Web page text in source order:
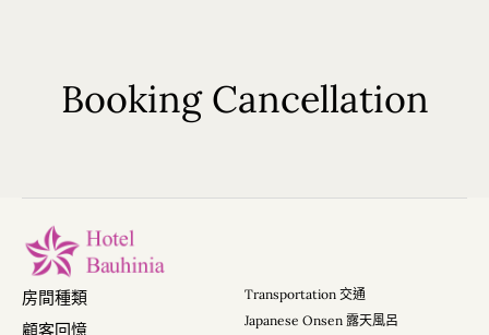
Booking Cancellation
房間種類
顧客回憶
Transportation 交通
Japanese Onsen 露天風呂